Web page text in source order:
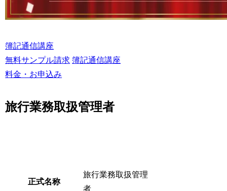
簿記通信講座
無料サンプル請求 簿記通信講座
料金・お申込み
旅行業務取扱管理者
正式名称
旅行業務取扱管理
者